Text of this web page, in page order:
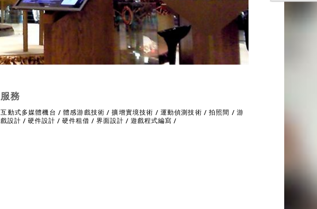
服務
互動式多媒體機台 / 體感游戲技術 / 擴增實境技術 / 運動偵測技術 / 拍照間 / 游
戲設計 / 硬件設計 / 硬件租借 / 界面設計 / 遊戲程式編寫 /